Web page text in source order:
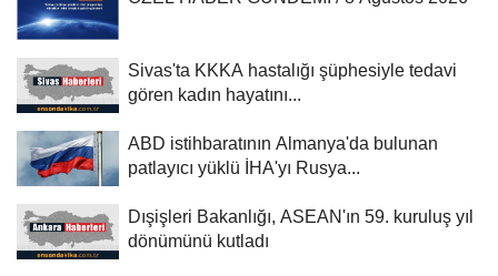
Sivas'ta KKKA hastalığı şüphesiyle tedavi
gören kadın hayatını...
ABD istihbaratının Almanya'da bulunan
patlayıcı yüklü İHA'yı Rusya...
Dışişleri Bakanlığı, ASEAN'ın 59. kuruluş yıl
dönümünü kutladı